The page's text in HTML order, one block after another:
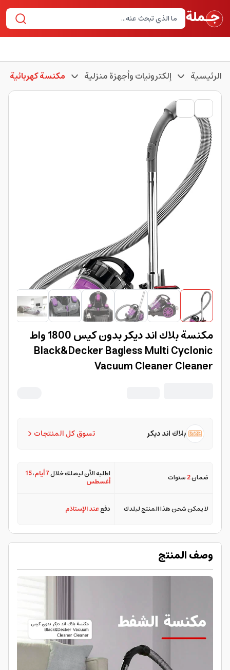
الرئيسية إلكترونيات وأجهزة منزلية مكنسة كهربائية
مكنسة بلاك اند ديكر بدون كيس 1800 واط
Black&Decker Bagless Multi Cyclonic
Vacuum Cleaner Cleaner
تسوق كل المنتجات بلاك اند ديكر
ضمان2سنوات اطلبه الآن ليصلك خلال7 أيام ،15
أغسطس
لا يمكن شحن هذا المنتج لبلدك دفععند الإستلام
وصف المنتج